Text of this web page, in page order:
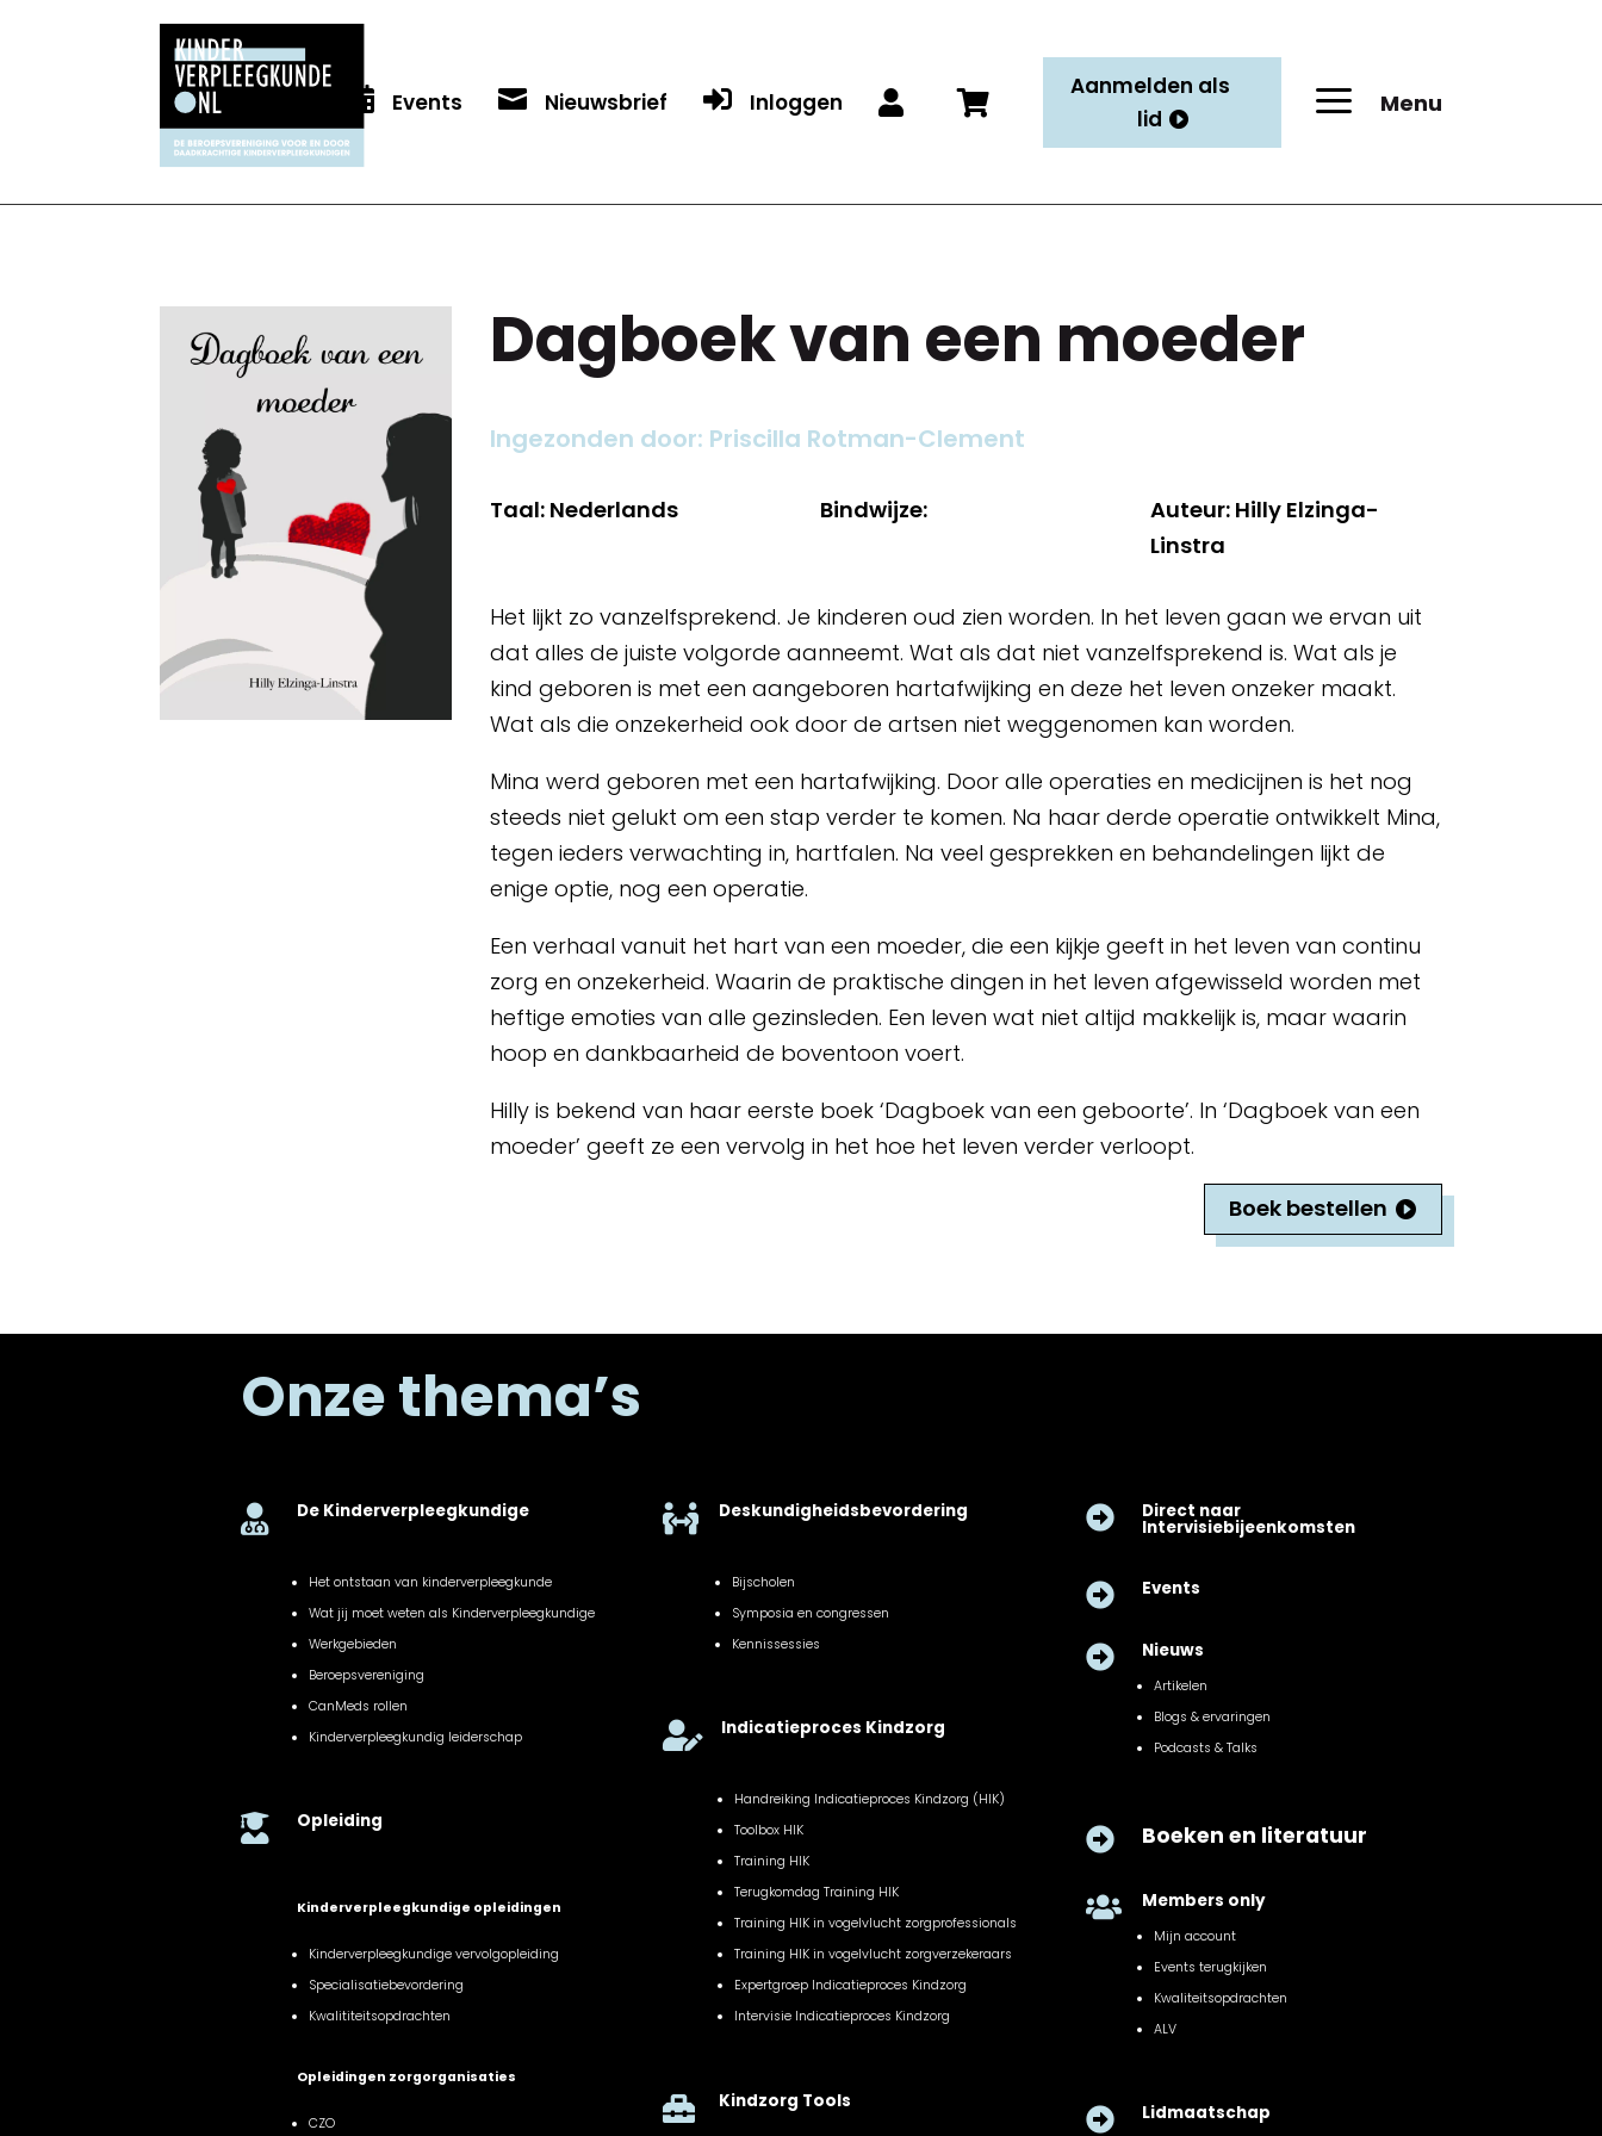
 Events  Nieuwsbrief  Inloggen  
Aanmelden als
lid
a Menu
Dagboek van een moeder
Ingezonden door: Priscilla Rotman-Clement
Taal: Nederlands Bindwijze:
Auteur: Hilly Elzinga-
Linstra
Het lijkt zo vanzelfsprekend. Je kinderen oud zien worden. In het leven gaan we ervan uit
dat alles de juiste volgorde aanneemt. Wat als dat niet vanzelfsprekend is. Wat als je
kind geboren is met een aangeboren hartafwijking en deze het leven onzeker maakt.
Wat als die onzekerheid ook door de artsen niet weggenomen kan worden.
Mina werd geboren met een hartafwijking. Door alle operaties en medicijnen is het nog
steeds niet gelukt om een stap verder te komen. Na haar derde operatie ontwikkelt Mina,
tegen ieders verwachting in, hartfalen. Na veel gesprekken en behandelingen lijkt de
enige optie, nog een operatie.
Een verhaal vanuit het hart van een moeder, die een kijkje geeft in het leven van continu
zorg en onzekerheid. Waarin de praktische dingen in het leven afgewisseld worden met
heftige emoties van alle gezinsleden. Een leven wat niet altijd makkelijk is, maar waarin
hoop en dankbaarheid de boventoon voert.
Hilly is bekend van haar eerste boek ‘Dagboek van een geboorte’. In ‘Dagboek van een
moeder’ geeft ze een vervolg in het hoe het leven verder verloopt.
Boek bestellen
Onze thema’s
 De Kinderverpleegkundige
Het ontstaan van kinderverpleegkunde
Wat jij moet weten als Kinderverpleegkundige
Werkgebieden
Beroepsvereniging
CanMeds rollen
Kinderverpleegkundig leiderschap
 Opleiding
Kinderverpleegkundige opleidingen
Kinderverpleegkundige vervolgopleiding
Specialisatiebevordering
Kwalititeitsopdrachten
Opleidingen zorgorganisaties
CZO
 Deskundigheidsbevordering
Bijscholen
Symposia en congressen
Kennissessies
 Indicatieproces Kindzorg
Handreiking Indicatieproces Kindzorg (HIK)
Toolbox HIK
Training HIK
Terugkomdag Training HIK
Training HIK in vogelvlucht zorgprofessionals
Training HIK in vogelvlucht zorgverzekeraars
Expertgroep Indicatieproces Kindzorg
Intervisie Indicatieproces Kindzorg
 Kindzorg Tools
 Direct naar
Intervisiebijeenkomsten
 Events
 Nieuws
Artikelen
Blogs & ervaringen
Podcasts & Talks
 Boeken en literatuur
 Members only
Mijn account
Events terugkijken
Kwaliteitsopdrachten
ALV
 Lidmaatschap